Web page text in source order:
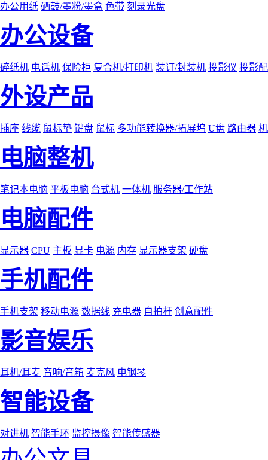
办公用纸 硒鼓/墨粉/墨盒 色带 刻录光盘
办公设备
碎纸机 电话机 保险柜 复合机/打印机 装订/封装机 投影仪 投影
外设产品
插座 线缆 鼠标垫 键盘 鼠标 多功能转换器/拓展坞 U盘 路由器
电脑整机
笔记本电脑 平板电脑 台式机 一体机 服务器/工作站
电脑配件
显示器 CPU 主板 显卡 电源 内存 显示器支架 硬盘
手机配件
手机支架 移动电源 数据线 充电器 自拍杆 创意配件
影音娱乐
耳机/耳麦 音响/音箱 麦克风 电钢琴
智能设备
对讲机 智能手环 监控摄像 智能传感器